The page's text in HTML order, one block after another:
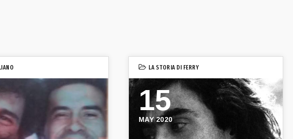
LA STORIA DI FERRY
15
MAY 2020